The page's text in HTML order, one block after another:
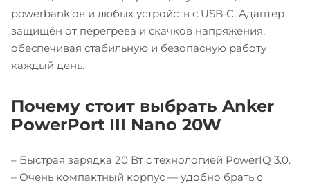
powerbank’ов и любых устройств с USB‑C. Адаптер
защищён от перегрева и скачков напряжения,
обеспечивая стабильную и безопасную работу
каждый день.
Почему стоит выбрать Anker
PowerPort III Nano 20W
– Быстрая зарядка 20 Вт с технологией PowerIQ 3.0.
– Очень компактный корпус — удобно брать с